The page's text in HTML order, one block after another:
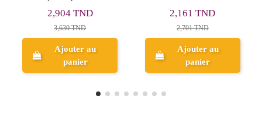
2,161 TND
2,701 TND
Ajouter au
panier
0,720 TND
0,900 TND
Ajouter au
panier